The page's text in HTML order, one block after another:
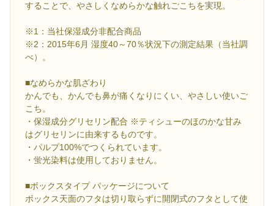
することで、やさしくなめらかな触れごこちを実現。
※1：当社保湿成分非配合商品
※2：2015年6月 湿度40～70％状況下の測定結果（当社調
べ）。
■なめらかな肌ざわり
かんでも、かんでも鼻が痛くなりにくい、やさしい使いご
こち。
・保湿成分グリセリン配合 ※ティシューのほのかな甘み
はグリセリンに由来するものです。
・パルプ100%でつくられています。
・蛍光染料は使用しておりません。
■ボックスタイプ パッケージについて
ボックス天面のフタは切り取らずに開閉式のフタとして使